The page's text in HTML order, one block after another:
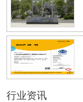
行业资讯